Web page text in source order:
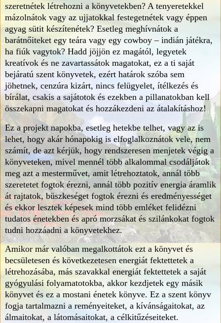
szeretnétek létrehozni a könyvetekben? A tenyeretekkel
mázolnátok vagy az ujjatokkal festegetnétek vagy éppen
agyag sütit készítenétek? Esetleg meghívnátok a
barátnőiteket egy teára vagy egy cowboy – indián játékra,
ha fiúk vagytok? Hadd jöjjön ez magától, legyetek
kreatívok és ne zavartassátok magatokat, ez a ti saját
bejáratú szent könyvetek, ezért határok szóba sem
jöhetnek, cenzúra kizárt, nincs felügyelet, ítélkezés és
bírálat, csakis a sajátotok és ezekben a pillanatokban kell
összekapni magatokat és hozzákezdeni az átalakításhoz!
Ez a projekt napokba, esetleg hetekbe telhet, vagy az is
lehet, hogy akár hónapokig is elfoglalkoznátok vele, nem
számít, de azt kérjük, hogy rendszeresen menjetek végig a
könyveteken, mivel mennél több alkalommal csodáljátok
meg azt a mesterművet, amit létrehoztatok, annál több
szeretetet fogtok érezni, annál több pozitív energia áramlik
át rajtatok, büszkeséget fogtok érezni és eredményességet
és ekkor lesztek képesek mind több emléket felidézni
tudatos énetekben és apró morzsákat és szilánkokat fogtok
tudni hozzáadni a könyvetekhez.
Amikor már valóban megalkottátok ezt a könyvet és
becsületesen és következetesen energiát fektettetek a
létrehozásába, más szavakkal energiát fektettetek a saját
gyógyulási folyamatotokba, akkor kezdjetek egy másik
könyvet és ez a mostani énetek könyve. Ez a szent könyv
fogja tartalmazni a reményeiteket, a kívánságaitokat, az
álmaitokat, a látomásaitokat, a célkitűzéseiteket.